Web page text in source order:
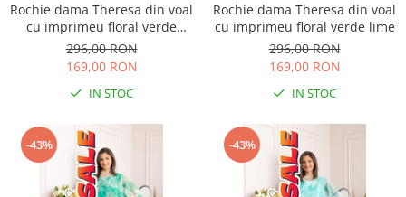
Rochie dama Theresa din voal
cu imprimeu floral verde
salvie
296,00 RON
169,00 RON
IN STOC
Rochie dama Theresa din voal
cu imprimeu floral verde lime
296,00 RON
169,00 RON
IN STOC
-43% -43%